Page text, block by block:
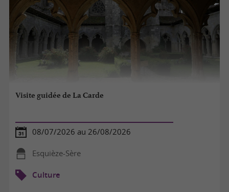
Visite guidée de La Carde
08/07/2026 au 26/08/2026
Esquièze-Sère
Culture